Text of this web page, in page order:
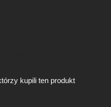
kupili ten produkt